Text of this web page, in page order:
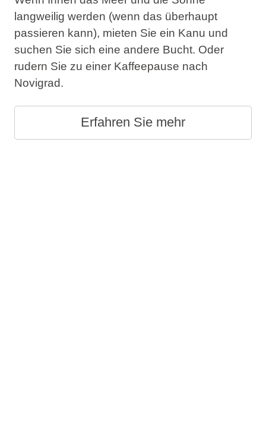
langweilig werden (wenn das überhaupt
passieren kann), mieten Sie ein Kanu und
suchen Sie sich eine andere Bucht. Oder
rudern Sie zu einer Kaffeepause nach
Novigrad.
Erfahren Sie mehr